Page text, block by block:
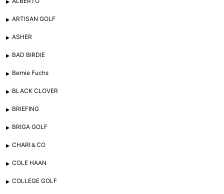
ARTISAN GOLF
ASHER
BAD BIRDIE
Bernie Fuchs
BLACK CLOVER
BRIEFING
BRIGA GOLF
CHARI＆CO
COLE HAAN
COLLEGE GOLF